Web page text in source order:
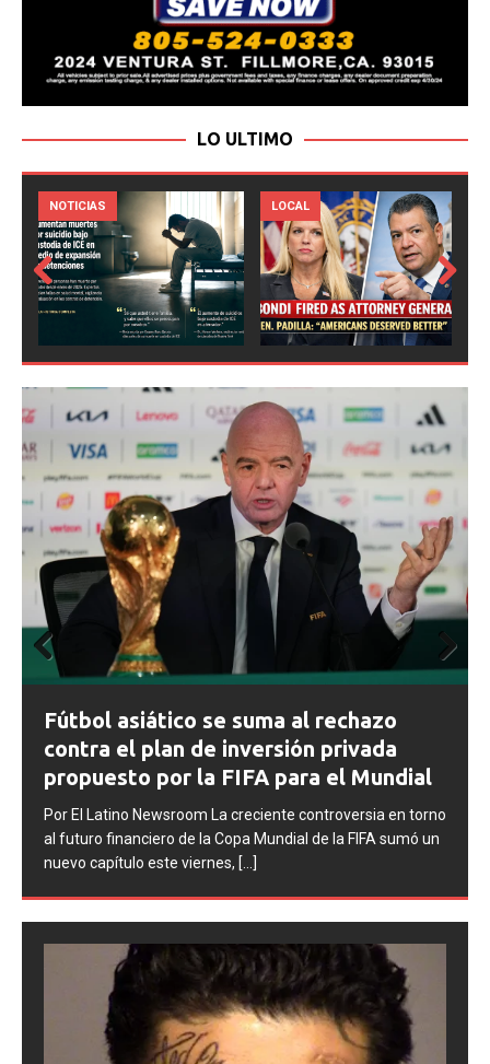
LO ULTIMO
LOCAL NOTICIAS
Prev
Next
FIFA abre expedientes disciplinarios
contra Argentina tras los incidentes en
la final del Mundial 2026
Por El Latino Newsroom La FIFA inició una serie de
procesos disciplinarios contra la Asociación del Fútbol
Argentino (AFA), cuatro integrantes de la selección
argentina
Prev